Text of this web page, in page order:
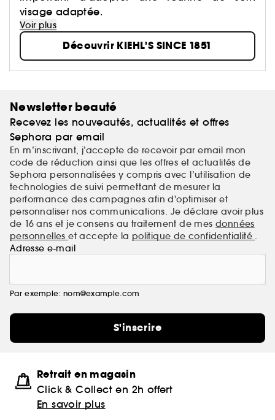
visage adaptée.
Voir plus
Découvrir KIEHL'S SINCE 1851
Newsletter beauté
Recevez les nouveautés, actualités et offres
Sephora par email
En m’inscrivant, j’accepte de recevoir par email mon
code de réduction ainsi que les offres et actualités de
Sephora personnalisées y compris avec l’utilisation de
technologies de suivi permettant de mesurer la
performance des campagnes afin d'optimiser et
personnaliser nos communications. Je déclare avoir plus
de 16 ans et je consens au traitement de mes données
personnelleset accepte la politique de confidentialité .
Adresse e-mail
Par exemple: nom@example.com
S'inscrire
Retrait en magasin
Click & Collect en 2h offert
En savoir plus